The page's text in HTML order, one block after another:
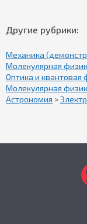
Другие рубрики:
Механика
Молекулярная
Оптика и
Молекулярная
Астрономия >